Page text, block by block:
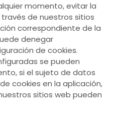
momento, evitar la
de nuestros sitios
correspondiente de la
denegar
de cookies.
se pueden
si el sujeto de datos
cookies en la aplicación,
sitios web pueden